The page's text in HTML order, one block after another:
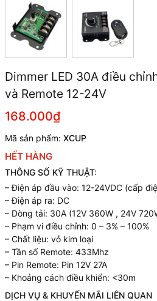
Dimmer LED 30A điều
và Remote 12-24V
168.000₫
Mã sản phẩm: XCUP
HẾT HÀNG
THÔNG SỐ KỸ THUẬT:
– Điện áp đầu vào: 12-24VDC (cấp
– Điện áp ra: DC
– Dòng tải: 30A (12V 360W , 24V
– Phạm vi điều chỉnh: 0 – 3% – 100%
– Chất liệu: vỏ kim loại
– Tần số Remote: 433Mhz
– Pin Remote: Pin 12V 27A
– Khoảng cách điều khiển: <30m
DỊCH VỤ & KHUYẾN MÃI LIÊN QUAN